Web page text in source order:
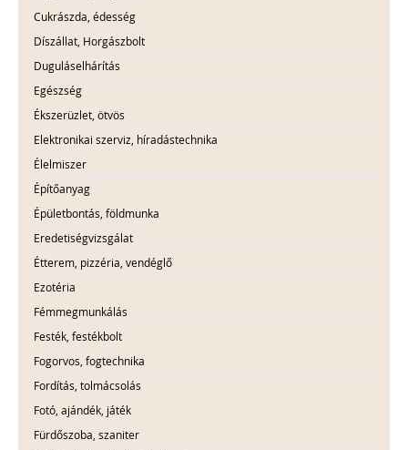
Cukrászda, édesség
Díszállat, Horgászbolt
Duguláselhárítás
Egészség
Ékszerüzlet, ötvös
Elektronikai szerviz, híradástechnika
Élelmiszer
Építőanyag
Épületbontás, földmunka
Eredetiségvizsgálat
Étterem, pizzéria, vendéglő
Ezotéria
Fémmegmunkálás
Festék, festékbolt
Fogorvos, fogtechnika
Fordítás, tolmácsolás
Fotó, ajándék, játék
Fürdőszoba, szaniter